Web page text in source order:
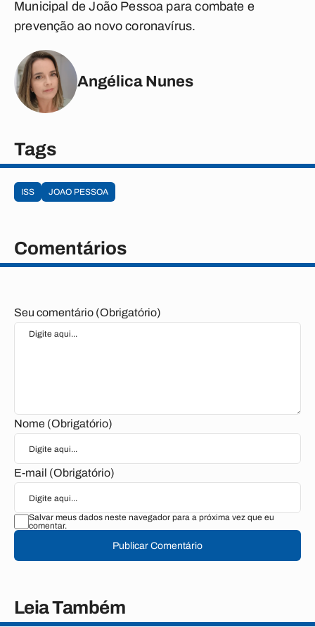
Municipal de João Pessoa para combate e
prevenção ao novo coronavírus.
Angélica Nunes
Tags
ISS JOAO PESSOA
Comentários
Seu comentário (Obrigatório)
Nome (Obrigatório)
E-mail (Obrigatório)
Salvar meus dados neste navegador para a próxima vez que eu
comentar.
Publicar Comentário
Leia Também